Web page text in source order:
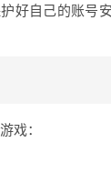
好自己的账号
戏：